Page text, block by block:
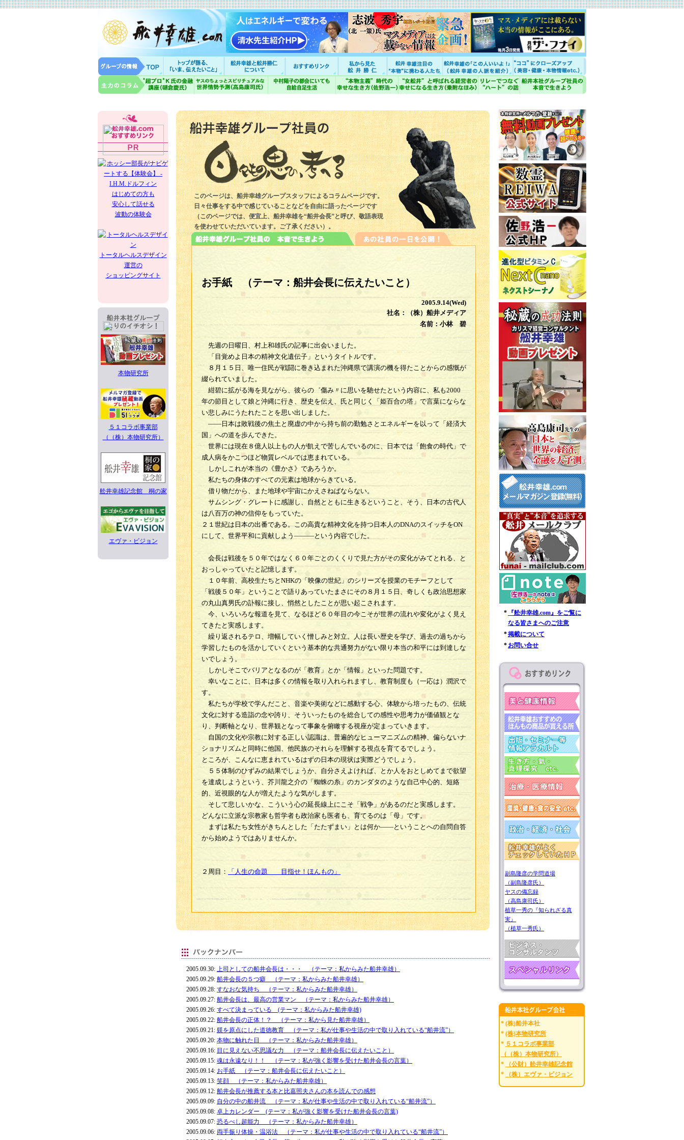
はじめての方も
安心して話せる
波動の体験会
トータルヘルスデザイン
運営の
ショッピングサイト
本物研究所
５１コラボ事業部
（（株）本物研究所）
舩井幸雄記念館 桐の家
エヴァ・ビジョン
このページは、船井幸雄グループスタッフによるコラムページです。
日々仕事をする中で感じていることなどを自由に語ったページです
（このページでは、便宜上、船井幸雄を“船井会長”と呼び、敬語表現
を使わせていただいています。ご了承ください）。
お手紙 （テーマ：船井会長に伝えたいこと）
2005.9.14(Wed)
社名：（株）船井メディア
名前：小林 碧
先週の日曜日、村上和雄氏の記事に出会いました。
「目覚めよ日本の精神文化遺伝子」というタイトルです。
８月１５日、唯一住民が戦闘に巻き込まれた沖縄県で講演の機を得たことからの感慨が
綴られていました。
紺碧に拡がる海を見ながら、彼らの゛傷み〃に思いを馳せたという内容に、私も2000
年の節目として娘と沖縄に行き、歴史を伝え、氏と同じく「姫百合の塔」で言葉にならな
い悲しみにうたれたことを思い出しました。
――日本は敗戦後の焦土と廃虚の中から持ち前の勤勉さとエネルギーを以って「経済大
国」への道を歩んできた。
世界には現在８億人以上もの人が飢えで苦しんでいるのに、日本では「飽食の時代」で
成人病をかこつほど物質レベルでは恵まれている。
しかしこれが本当の《豊かさ》であろうか。
私たちの身体のすべての元素は地球からきている。
借り物だから、また地球や宇宙にかえさねばならない。
サムシング・グレートに感謝し、自然とともに生きるということ、そう、日本の古代人
は八百万の神の信仰をもっていた。
２１世紀は日本の出番である。この高貴な精神文化を持つ日本人のDNAのスイッチをON
にして、世界平和に貢献しよう―――という内容でした。
会長は戦後を５０年ではなく６０年ごとのくくりで見た方がその変化がみてとれる、と
おっしゃっていたと記憶します。
１０年前、高校生たちとNHKの「映像の世紀」のシリーズを授業のモチーフとして
「戦後５０年」ということで語りあっていたまさにその８月１５日、奇しくも政治思想家
の丸山真男氏の訃報に接し、悄然としたことが思い起こされます。
今、いろいろな報道を見て、なるほど６０年目の今こそが世界の流れや変化がよく見え
てきたと実感します。
繰り返されるテロ、増幅していく憎しみと対立。人は長い歴史を学び、過去の過ちから
学習したものを活かしていくという基本的な共通努力がない限り本当の和平には到達しな
いでしょう。
しかしそこでバリアとなるのが「教育」とか「情報」といった問題です。
幸いなことに、日本は多くの情報を取り入れられますし、教育制度も（一応は）潤沢で
す。
私たちが学校で学んだこと、音楽や美術などに感動する心、体験から培ったもの、伝統
文化に対する造詣の念や誇り、そういったものを総合しての感性や思考力が価値観とな
り、判断軸となり、世界観となって事象を俯瞰する視座が定まっていきます。
自国の文化や宗教に対する正しい認識は、普遍的なヒューマニズムの精神、偏らないナ
ショナリズムと同時に他国、他民族のそれらを理解する視点を育てるでしょう。
ところが、こんなに恵まれているはずの日本の現状は実際どうでしょう。
５５体制のひずみの結果でしょうか、自分さえよければ、とか人をおとしめてまで欲望
を達成しようという、芥川龍之介の「蜘蛛の糸」のカンダタのような自己中心的、短絡
的、近視眼的な人が増えたような気がします。
そして悲しいかな、こういう心の延長線上にこそ「戦争」があるのだと実感します。
どんなに立派な宗教家も哲学者も政治家も医者も、育てるのは「母」です。
まずは私たち女性がきちんとした「たたずまい」とは何か――ということへの自問自答
から始めようではありませんか。
２周目： 「人生の命題 目指せ！ほんもの」
2005.09.30: 上司としての船井会長は・・・ （テーマ：私からみた船井幸雄）
2005.09.29: 船井会長の５つ癖 （テーマ：私からみた船井幸雄）
2005.09.28: すなおな気持ち （テーマ：私からみた船井幸雄）
2005.09.27: 船井会長は、最高の営業マン （テーマ：私からみた船井幸雄）
2005.09.26: すべて決まっている (テーマ：私からみた船井幸雄)
2005.09.22: 船井会長の正体！？ （テーマ：私から見た船井幸雄）
2005.09.21: 躾を原点にした道徳教育 （テーマ：私が仕事や生活の中で取り入れている“船井流”）
2005.09.20: 本物に触れた日 （テーマ：私からみた船井幸雄）
2005.09.16: 目に見えない不思議な力 （テーマ：船井会長に伝えたいこと）
2005.09.15: 魂は永遠なり！！ （テーマ：私が強く影響を受けた船井会長の言葉）
2005.09.14: お手紙 （テーマ：船井会長に伝えたいこと）
2005.09.13: 笑顔 （テーマ：私からみた船井幸雄）
2005.09.12: 船井会長が推薦する本と比嘉照夫さんの本を読んでの感想
2005.09.09: 自分の中の船井流 （テーマ：私が仕事や生活の中で取り入れている“船井流”）
2005.09.08: 卓上カレンダー (テーマ：私が強く影響を受けた船井会長の言葉)
2005.09.07: 恐るべし超能力 （テーマ：私からみた船井幸雄）
2005.09.06: 両手振り体操・温浴法 （テーマ：私が仕事や生活の中で取り入れている“船井流”）
*
『舩井幸雄.com』をご覧に
なる皆さまへのご注意
*掲載について
* お問い合せ
副島隆彦の学問道場
（副島隆彦氏）
ヤスの備忘録
（高島康司氏）
植草一秀の『知られざる真
実』
（植草一秀氏）
* (株)船井本社
* (株)本物研究所
* ５１コラボ事業部
（（株）本物研究所）
*
（公財）舩井幸雄記念館
*
（株）エヴァ・ビジョン